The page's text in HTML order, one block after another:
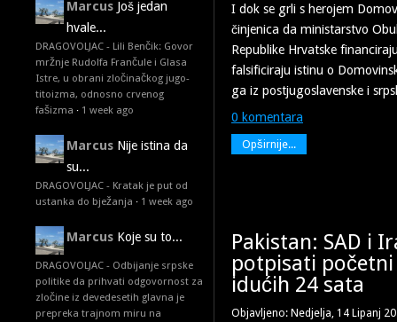
Marcus Još jedan
hvale...
DRAGOVOLJAC - Lili Benčik: Govor
mržnje Rudolfa Frančule i Glasa
Istre, u obrani zločinačkog jugo-
titoizma, odnosno crvenog
fašizma · 1 week ago
Marcus Nije istina da
su...
DRAGOVOLJAC - Kratak je put od
ustanka do bježanja · 1 week ago
Marcus Koje su to...
DRAGOVOLJAC - Odbijanje srpske
politike da prihvati odgovornost za
zločine iz devedesetih glavna je
prepreka trajnom miru na
I dok se grli s herojem
činjenica da ministarstvo
Republike Hrvatske
falsificiraju istinu o
ga iz postjugoslavenske i
0 komentara
Opširnije...
Pakistan: SAD i
potpisati
idućih 24 sata
Objavljeno: Nedjelja, 14 Lipanj